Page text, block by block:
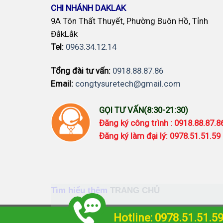
Hotline: 0978.51.51.59
CHI NHÁNH DAKLAK
9A Tôn Thất Thuyết, Phường Buôn Hồ, Tỉnh
ĐắkLắk
Tel: 0963.34.12.14
Tổng đài tư vấn: 0918.88.87.86
Email: congtysuretech@gmail.com
GỌI TƯ VẤN(8:30-21:30)
Đăng ký công trình :
Đăng ký làm đại lý: 0978.51.51.59
Tìm hiểu thêm TRANG CHỦ
Camera imou Camera Ezviz-Đèn Năng